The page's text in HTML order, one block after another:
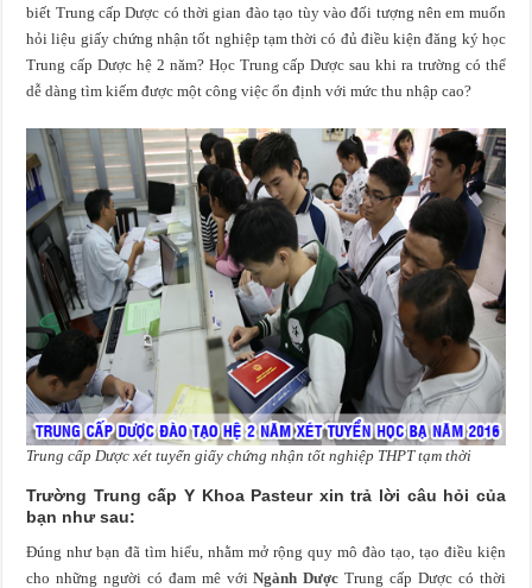
biết Trung cấp Dược có thời gian đào tạo tùy vào đối tượng nên em muốn
hỏi liệu giấy chứng nhận tốt nghiệp tạm thời có đủ điều kiện đăng ký học
Trung cấp Dược hệ 2 năm? Học Trung cấp Dược sau khi ra trường có thể
dễ dàng tìm kiếm được một công việc ổn định với mức thu nhập cao?
Trung cấp Dược xét tuyển giấy chứng nhận tốt nghiệp THPT tạm thời
Trường Trung cấp Y Khoa Pasteur xin trả lời câu hỏi của
bạn như sau:
Đúng như bạn đã tìm hiểu, nhằm mở rộng quy mô đào tạo, tạo điều kiện
cho những người có đam mê vớiNgành Dược Trung cấp Dược có thời